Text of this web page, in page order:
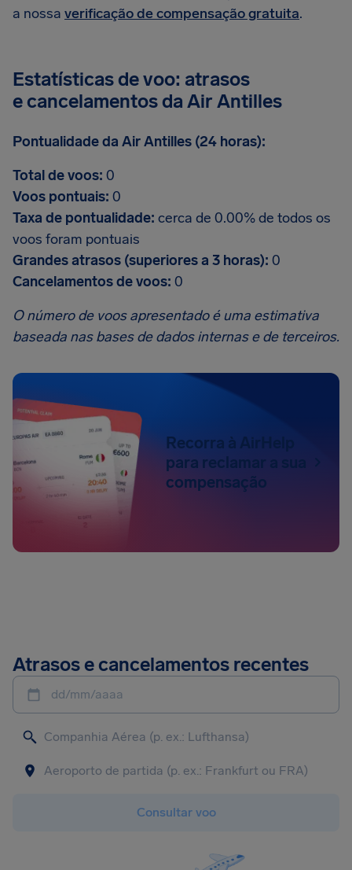
a nossa verificação de compensação gratuita.
Estatísticas de voo: atrasos
e cancelamentos da Air Antilles
Pontualidade da Air Antilles (24 horas):
Total de voos: 0
Voos pontuais: 0
Taxa de pontualidade: cerca de 0.00% de todos os
voos foram pontuais
Grandes atrasos (superiores a 3 horas): 0
Cancelamentos de voos: 0
O número de voos apresentado é uma estimativa
baseada nas bases de dados internas e de terceiros.
Recorra à AirHelp
para reclamar a sua
compensação
Atrasos e cancelamentos recentes
dd/mm/aaaa
Consultar voo